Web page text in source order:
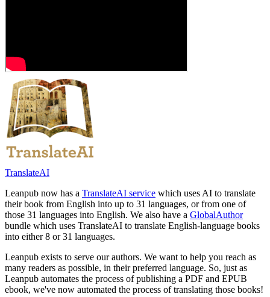
TranslateAI
Leanpub now has a TranslateAI service which uses AI to translate
their book from English into up to 31 languages, or from one of
those 31 languages into English. We also have a GlobalAuthor
bundle which uses TranslateAI to translate English-language books
into either 8 or 31 languages.
Leanpub exists to serve our authors. We want to help you reach as
many readers as possible, in their preferred language. So, just as
Leanpub automates the process of publishing a PDF and EPUB
ebook, we've now automated the process of translating those books!